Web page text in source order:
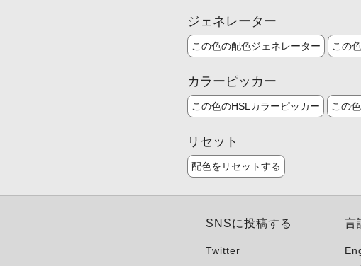
ジェネレーター
この色の配色ジェネレーター この
カラーピッカー
この色のHSLカラーピッカー この
リセット
配色をリセットする
SNSに投稿する
Twitter
言